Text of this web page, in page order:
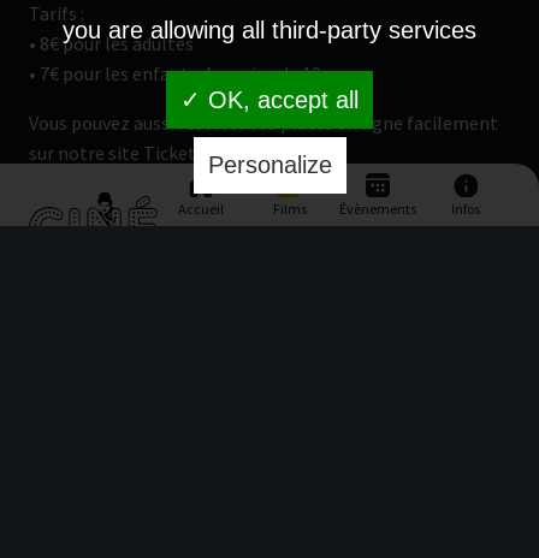
Accueil Films Évènements Infos
Tarifs :
• 8€ pour les adultes
• 7€ pour les enfants de moins de 12 ans
Vous pouvez aussi réserver vos places en ligne facilement
sur notre site Ticketing Ciné !
BANDE ANNONCE
you are allowing all third-party services
✓ OK, accept all
Personalize